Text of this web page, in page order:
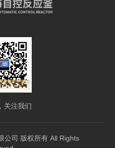
关注我们
公司 版权所有 All Rights